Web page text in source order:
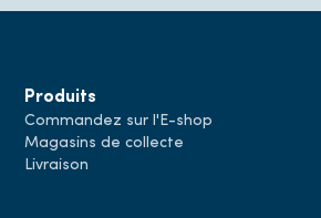
Produits
Commandez sur l'E-shop
Magasins de collecte
Livraison